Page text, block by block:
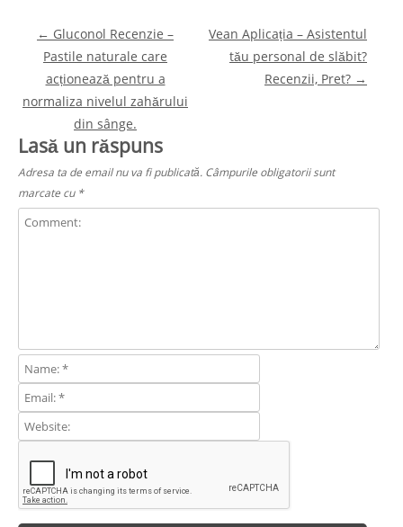
Post navigation
← Gluconol Recenzie –
Pastile naturale care
acționează pentru a
normaliza nivelul zahărului
din sânge.
Vean Aplicația – Asistentul
tău personal de slăbit?
Recenzii, Pret? →
Lasă un răspuns
Adresa ta de email nu va fi publicată. Câmpurile obligatorii sunt
marcate cu *